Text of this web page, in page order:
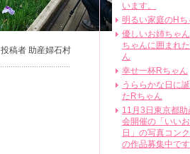
投稿者 助産婦石村
います。
明るい家庭のHち
優しいお姉ちゃ
ちゃんに囲まれた
ん
幸せ一杯Rちゃん
うららかな日に
たRちゃん
11月3日東京都助
会開催の「いい
日」の写真コン
の作品募集中です